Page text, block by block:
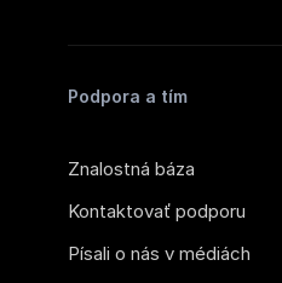
Podpora a tím
Znalostná báza
Kontaktovať podporu
Písali o nás v médiách